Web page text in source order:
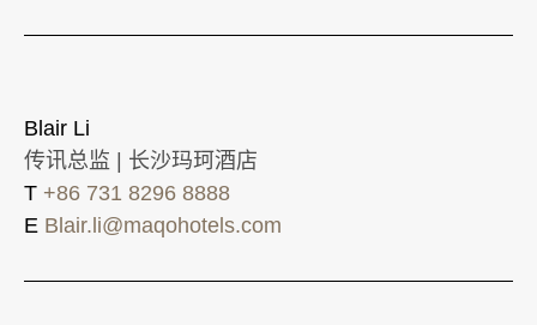
Blair Li
传讯总监 | 长沙玛珂酒店
T +86 731 8296 8888
E Blair.li@maqohotels.com